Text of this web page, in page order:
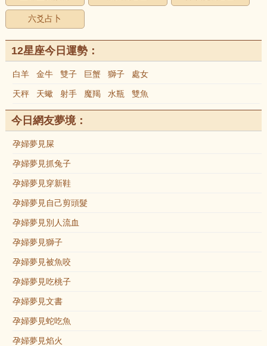
六爻占卜
12星座今日運勢：
白羊 金牛 雙子 巨蟹 獅子 處女
天秤 天蠍 射手 魔羯 水瓶 雙魚
今日網友夢境：
孕婦夢見屎
孕婦夢見抓兔子
孕婦夢見穿新鞋
孕婦夢見自己剪頭髮
孕婦夢見別人流血
孕婦夢見獅子
孕婦夢見被魚咬
孕婦夢見吃桃子
孕婦夢見文書
孕婦夢見蛇吃魚
孕婦夢見焰火